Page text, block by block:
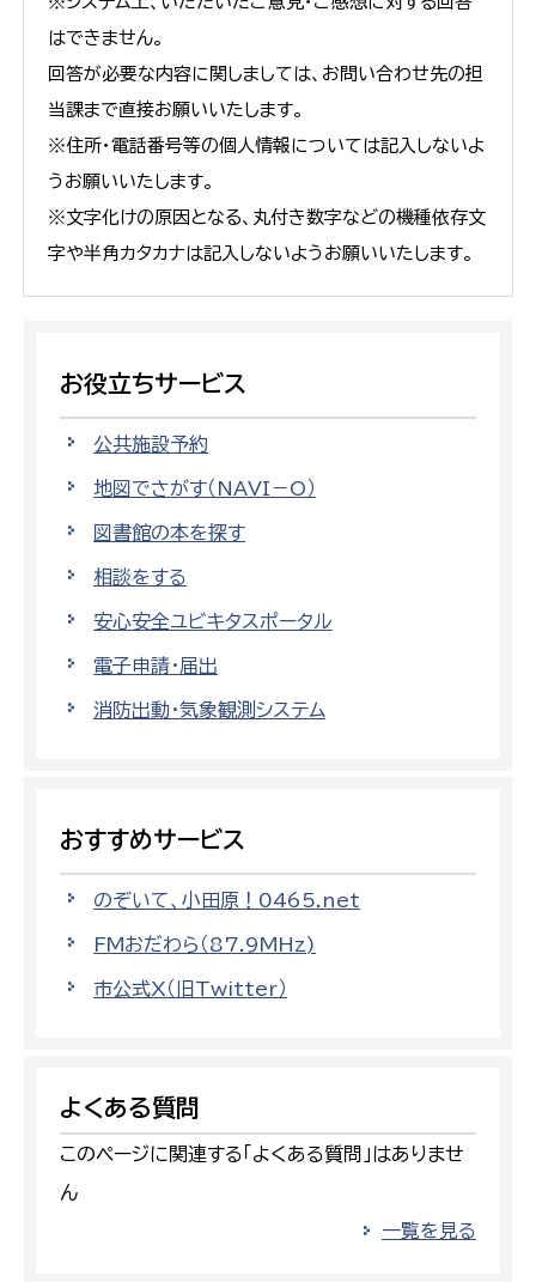
はできません。
回答が必要な内容に関しましては、お問い合わせ先の担
当課まで直接お願いいたします。
※住所・電話番号等の個人情報については記入しないよ
うお願いいたします。
※文字化けの原因となる、丸付き数字などの機種依存文
字や半角カタカナは記入しないようお願いいたします。
お役立ちサービス
公共施設予約
地図でさがす（NAVI－O）
図書館の本を探す
相談をする
安心安全ユビキタスポータル
電子申請・届出
消防出動・気象観測システム
おすすめサービス
のぞいて、小田原！0465.net
FMおだわら（87.9MHz)
市公式X（旧Twitter）
よくある質問
このページに関連する「よくある質問」はありませ
ん
一覧を見る